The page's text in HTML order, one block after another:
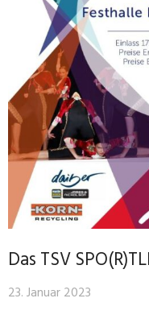
Das TSV
23. Januar 2023